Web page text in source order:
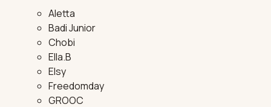
Aletta
Badi Junior
Chobi
Ella.B
Elsy
Freedomday
GROOC